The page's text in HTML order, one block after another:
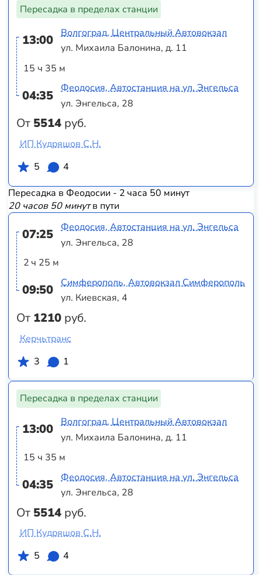
Пересадка в пределах станции
13:00
15 ч 35 м
04:35
От 5514 руб.
Волгоград, Центральный Автовокзал
ул. Михаила Балонина, д. 11
Феодосия, Автостанция на ул. Энгельса
ул. Энгельса, 28
ИП Кудряшов С.Н.
5
4
Пересадка в Феодосии - 2 часа 50 минут
20 часов 50 минутв пути
07:25
2 ч 25 м
09:50
От 1210 руб.
Феодосия, Автостанция на ул. Энгельса
ул. Энгельса, 28
Симферополь, Автовокзал Симферополь
ул. Киевская, 4
Керчьтранс
3
1
Пересадка в пределах станции
13:00
15 ч 35 м
04:35
От 5514 руб.
Волгоград, Центральный Автовокзал
ул. Михаила Балонина, д. 11
Феодосия, Автостанция на ул. Энгельса
ул. Энгельса, 28
ИП Кудряшов С.Н.
5
4